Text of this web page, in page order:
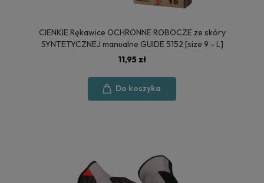
CIENKIE Rękawice OCHRONNE ROBOCZE ze skóry
SYNTETYCZNEJ manualne GUIDE 5152 [size 9 - L]
11,95 zł
Do koszyka